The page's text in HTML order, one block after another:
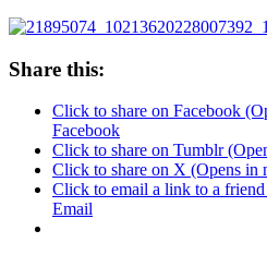
Share this:
Click to share on Facebook
Facebook
Click to share on Tumblr
Click to share on X (Opens
Click to email a link to a
Email